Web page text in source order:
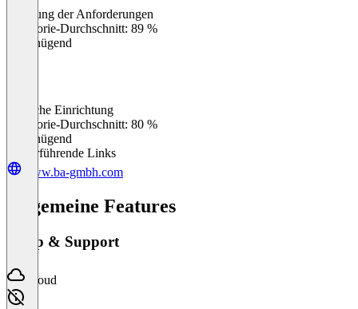
Erfüllung der Anforderungen
Kategorie-Durchschnitt: 89 %
Ungenügend
Einfache Einrichtung
Kategorie-Durchschnitt: 80 %
Ungenügend
Weiterführende Links
www.ba-gmbh.com
Allgemeine Features
Setup & Support
Cloud